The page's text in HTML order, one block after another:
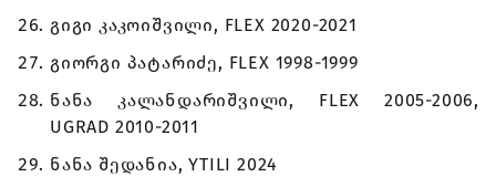
გიგი კაკოიშვილი, FLEX 2020-2021
გიორგი პატარიძე, FLEX 1998-1999
ნანა კალანდარიშვილი, FLEX 2005-2006,
UGRAD 2010-2011
ნანა შედანია, YTILI 2024